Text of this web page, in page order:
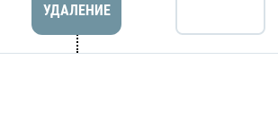
УДАЛЕНИЕ